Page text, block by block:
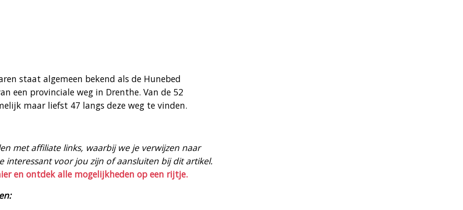
staat algemeen bekend als de Hunebed
een provinciale weg in Drenthe. Van de 52
maar liefst 47 langs deze weg te vinden.
met affiliate links, waarbij we je verwijzen naar
interessant voor jou zijn of aansluiten bij dit artikel.
en ontdek alle mogelijkheden op een rijtje.